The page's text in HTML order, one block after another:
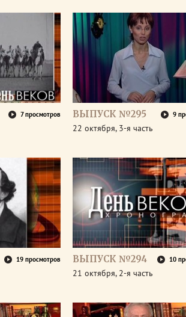
7 просмотров ВЫПУСК №295 9
22 октября, 3-я часть
19 просмотров ВЫПУСК №294 10
21 октября, 2-я часть